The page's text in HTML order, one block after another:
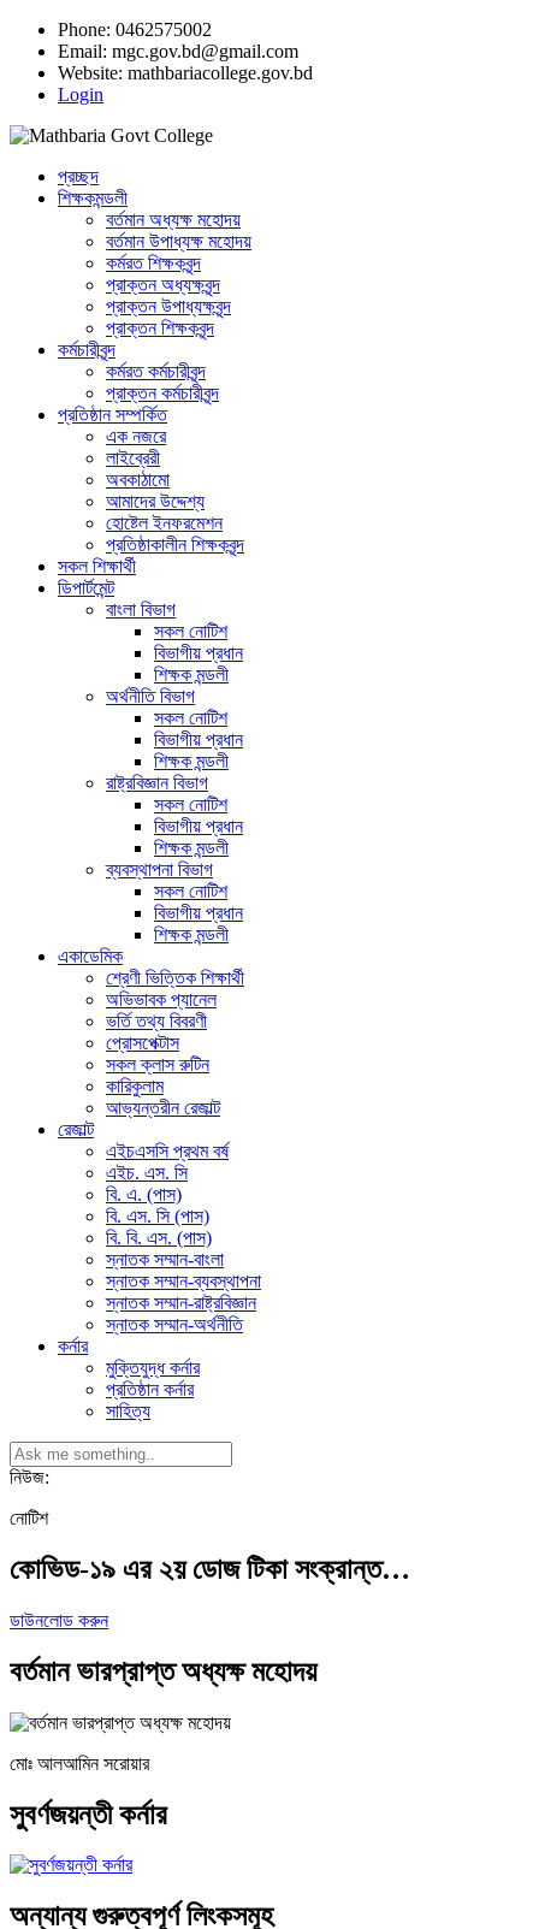
Phone: 0462575002
Email: mgc.gov.bd@gmail.com
Website: mathbariacollege.gov.bd
Login
প্রচ্ছদ
শিক্ষকমন্ডলী
বর্তমান অধ্যক্ষ মহোদয়
বর্তমান ‌উপাধ্যক্ষ মহোদয়
কর্মরত শিক্ষকবৃন্দ
প্রাক্তন অধ্যক্ষবৃন্দ
প্রাক্তন উপাধ্যক্ষবৃন্দ
প্রাক্তন শিক্ষকবৃন্দ
কর্মচারীবৃন্দ
কর্মরত কর্মচারীবৃন্দ
প্রাক্তন কর্মচারীবৃন্দ
প্রতিষ্ঠান সম্পর্কিত
এক নজরে
লাইব্রেরী
অবকাঠামো
আমাদের উদ্দেশ্য
হোষ্টেল ইনফরমেশন
প্রতিষ্ঠাকালীন শিক্ষকবৃন্দ
সকল শিক্ষার্থী
ডিপার্টমেন্ট
বাংলা বিভাগ
সকল নোটিশ
বিভাগীয় প্রধান
শিক্ষক মন্ডলী
অর্থনীতি বিভাগ
সকল নোটিশ
বিভাগীয় প্রধান
শিক্ষক মন্ডলী
রাষ্ট্রবিজ্ঞান বিভাগ
সকল নোটিশ
বিভাগীয় প্রধান
শিক্ষক মন্ডলী
ব্যবস্থাপনা বিভাগ
সকল নোটিশ
বিভাগীয় প্রধান
শিক্ষক মন্ডলী
একাডেমিক
শ্রেণী ভিত্তিক শিক্ষার্থী
অভিভাবক প্যানেল
ভর্তি তথ্য বিবরণী
প্রোসপেক্টাস
সকল ক্লাস রুটিন
কারিকুলাম
আভ্যন্তরীন রেজাল্ট
রেজাল্ট
এইচএসসি প্রথম বর্ষ
এইচ. এস. সি
বি. এ. (পাস)
বি. এস. সি (পাস)
বি. বি. এস. (পাস)
স্নাতক সম্মান-বাংলা
স্নাতক সম্মান-ব্যবস্থাপনা
স্নাতক সম্মান-রাষ্ট্রবিজ্ঞান
স্নাতক সম্মান-অর্থনীতি
কর্নার
মুক্তিযুদ্ধ কর্নার
প্রতিষ্ঠান কর্নার
সাহিত্য
নিউজ:
নোটিশ
কোভিড-১৯ এর ২য় ডোজ টিকা সংক্রান্ত…
ডাউনলোড করুন
বর্তমান ভারপ্রাপ্ত অধ্যক্ষ মহোদয়
মোঃ আলআমিন সরোয়ার
সুবর্ণজয়ন্তী কর্নার
অন্যান্য গুরুত্বপূর্ণ লিংকসমূহ